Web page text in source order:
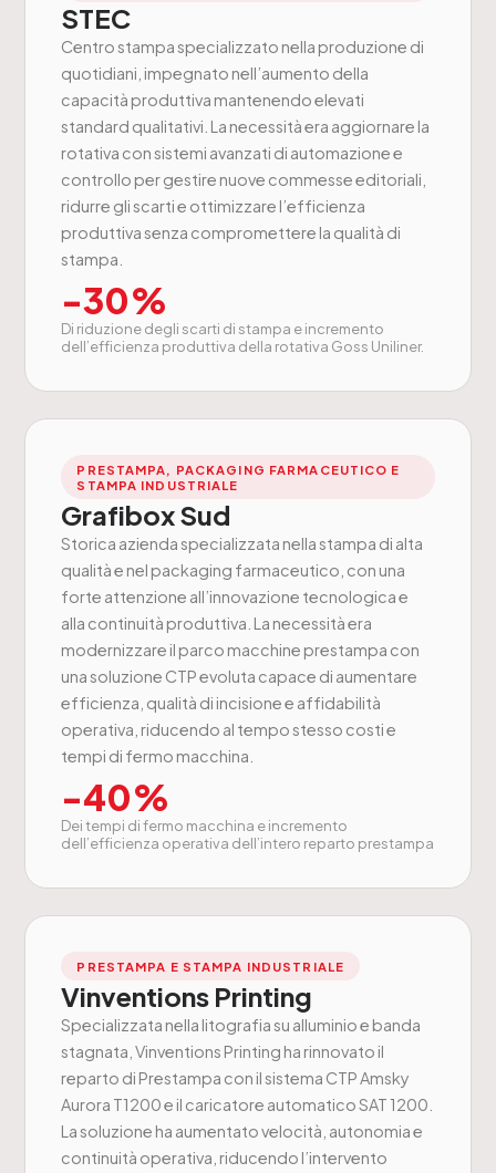
STEC
Centro stampa specializzato nella produzione di
quotidiani, impegnato nell’aumento della
capacità produttiva mantenendo elevati
standard qualitativi. La necessità era aggiornare la
rotativa con sistemi avanzati di automazione e
controllo per gestire nuove commesse editoriali,
ridurre gli scarti e ottimizzare l’efficienza
produttiva senza compromettere la qualità di
stampa.
-30%
Di riduzione degli scarti di stampa e incremento
dell’efficienza produttiva della rotativa Goss Uniliner.
PRESTAMPA, PACKAGING FARMACEUTICO E
STAMPA INDUSTRIALE
Grafibox Sud
Storica azienda specializzata nella stampa di alta
qualità e nel packaging farmaceutico, con una
forte attenzione all’innovazione tecnologica e
alla continuità produttiva. La necessità era
modernizzare il parco macchine prestampa con
una soluzione CTP evoluta capace di aumentare
efficienza, qualità di incisione e affidabilità
operativa, riducendo al tempo stesso costi e
tempi di fermo macchina.
-40%
Dei tempi di fermo macchina e incremento
dell’efficienza operativa dell’intero reparto prestampa
PRESTAMPA E STAMPA INDUSTRIALE
Vinventions Printing
Specializzata nella litografia su alluminio e banda
stagnata, Vinventions Printing ha rinnovato il
reparto di Prestampa con il sistema CTP Amsky
Aurora T1200 e il caricatore automatico SAT 1200.
La soluzione ha aumentato velocità, autonomia e
continuità operativa, riducendo l’intervento